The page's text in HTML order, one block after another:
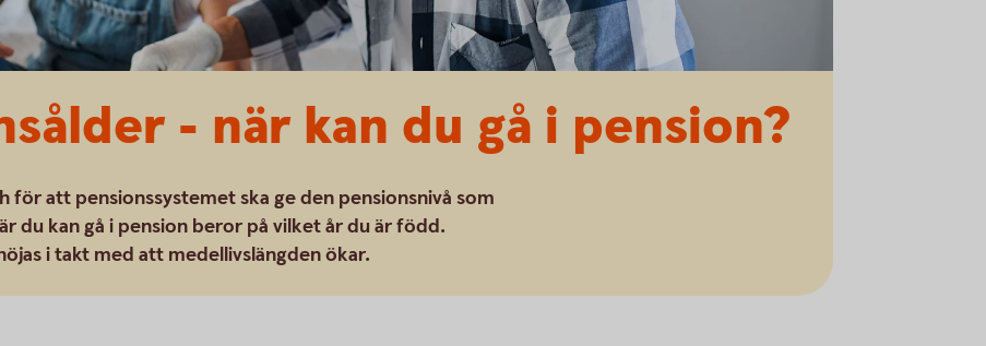
- när kan du gå i pension?
för att pensionssystemet ska ge den pensionsnivå som
du kan gå i pension beror på vilket år du är född.
i takt med att medellivslängden ökar.